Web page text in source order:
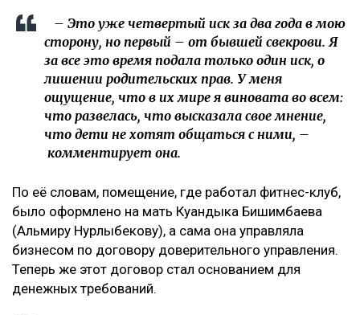
– Это уже четвертый иск за два года в мою
сторону, но первый – от бывшей свекрови. Я
за все это время подала только один иск, о
лишении родительских прав. У меня
ощущение, что в их мире я виновата во всем:
что развелась, что высказала свое мнение,
что дети не хотят общаться с ними, –
комментирует она.
По её словам, помещение, где работал фитнес-клуб,
было оформлено на мать Куандыка Бишимбаева
(Альмиру Нурлыбекову), а сама она управляла
бизнесом по договору доверительного управления.
Теперь же этот договор стал основанием для
денежных требований.